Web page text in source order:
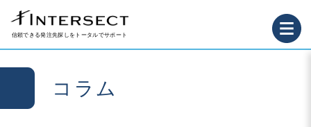
信頼できる発注先探しをトータルでサポート
コラム